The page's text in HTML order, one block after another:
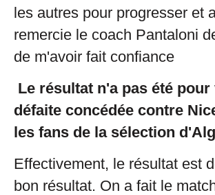
les autres pour progresser et
remercie le coach Pantaloni
de m'avoir fait confiance
Le résultat n'a pas été
défaite concédée contre
les fans de la sélection
Effectivement, le résultat est
bon résultat. On a fait le